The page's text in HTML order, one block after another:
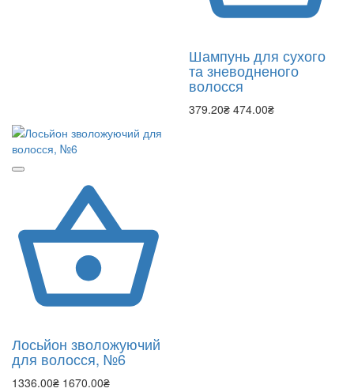
Шампунь для сухого
та зневодненого
волосся
379.20₴ 474.00₴
Лосьйон зволожуючий
для волосся, №6
1336.00₴ 1670.00₴